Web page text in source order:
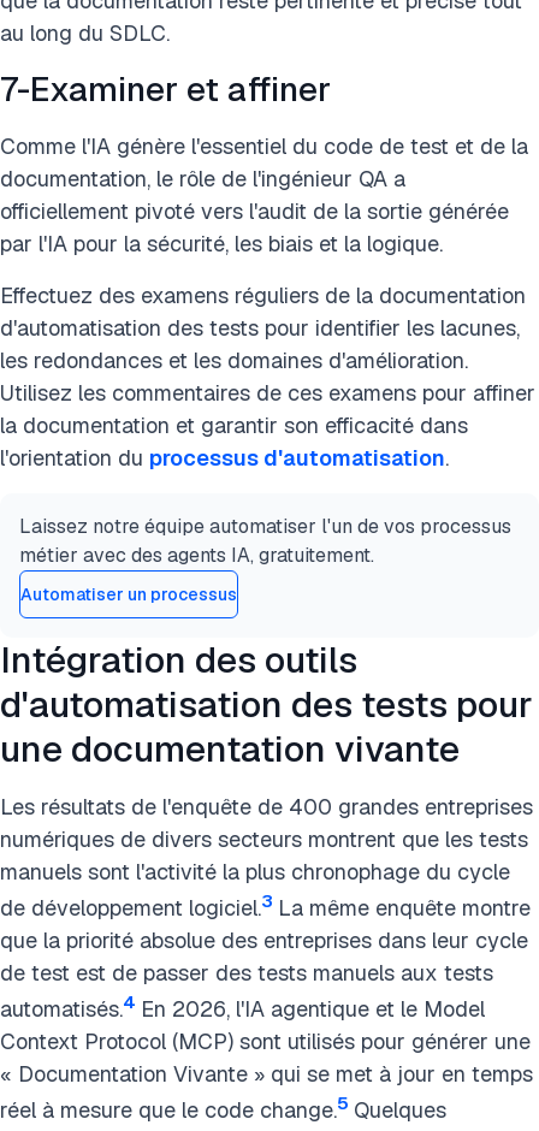
au long du SDLC.
7-Examiner et affiner
Comme l'IA génère l'essentiel du code de test et de la
documentation, le rôle de l'ingénieur QA a
officiellement pivoté vers l'audit de la sortie générée
par l'IA pour la sécurité, les biais et la logique.
Effectuez des examens réguliers de la documentation
d'automatisation des tests pour identifier les lacunes,
les redondances et les domaines d'amélioration.
Utilisez les commentaires de ces examens pour affiner
la documentation et garantir son efficacité dans
l'orientation du processus d'automatisation.
Laissez notre équipe automatiser l'un de vos processus
métier avec des agents IA, gratuitement.
Automatiser un processus
Intégration des outils
d'automatisation des tests pour
une documentation vivante
Les résultats de l'enquête de 400 grandes entreprises
numériques de divers secteurs montrent que les tests
manuels sont l'activité la plus chronophage du cycle
de développement logiciel.3 La même enquête montre
que la priorité absolue des entreprises dans leur cycle
de test est de passer des tests manuels aux tests
automatisés.4 En 2026, l'IA agentique et le Model
Context Protocol (MCP) sont utilisés pour générer une
« Documentation Vivante » qui se met à jour en temps
réel à mesure que le code change.5 Quelques